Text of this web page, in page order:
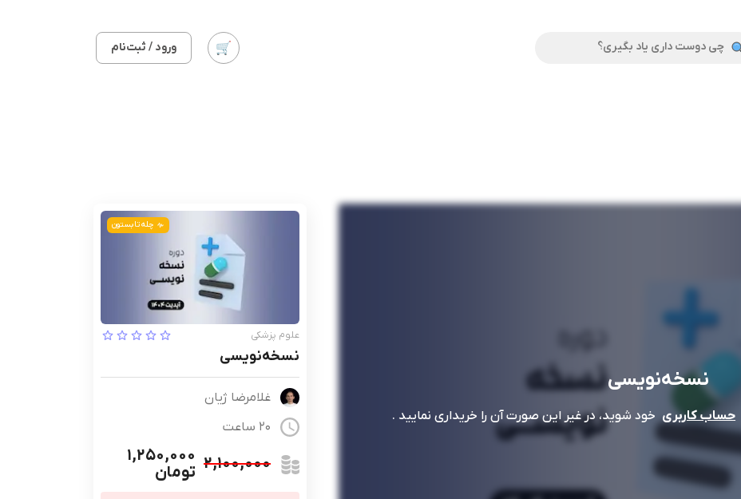
ورود / ثبت‌نام
نسخه‌نویسی
حساب کاربری خود شوید، در غیر این صورت آن را خریداری نمایید .
چله تابستون
علوم پزشکی
نسخه‌نویسی
غلامرضا ژیان
20 ساعت
۲,۱۰۰,۰۰۰ ۱,۲۵۰,۰۰۰
تومان